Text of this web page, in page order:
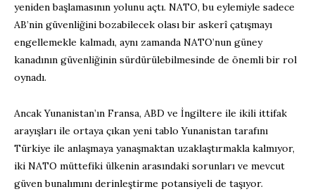
yeniden başlamasının yolunu açtı. NATO, bu eylemiyle sadece
AB’nin güvenliğini bozabilecek olası bir askerî çatışmayı
engellemekle kalmadı, aynı zamanda NATO’nun güney
kanadının güvenliğinin sürdürülebilmesinde de önemli bir rol
oynadı.
Ancak Yunanistan’ın Fransa, ABD ve İngiltere ile ikili ittifak
arayışları ile ortaya çıkan yeni tablo Yunanistan tarafını
Türkiye ile anlaşmaya yanaşmaktan uzaklaştırmakla kalmıyor,
iki NATO müttefiki ülkenin arasındaki sorunları ve mevcut
güven bunalımını derinleştirme potansiyeli de taşıyor.